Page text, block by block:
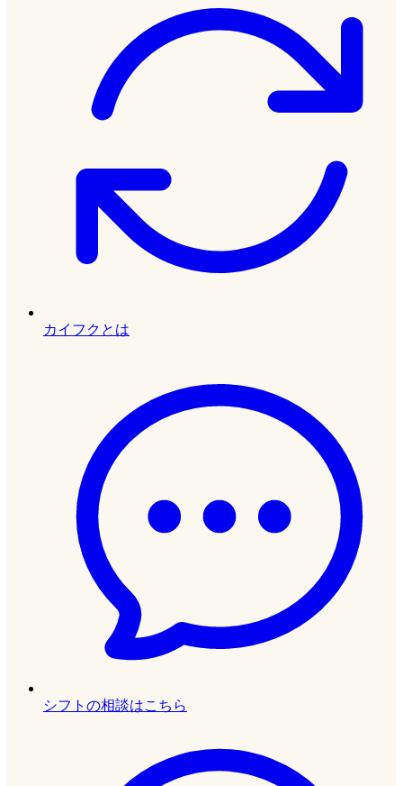
カイフクとは
シフトの相談はこちら